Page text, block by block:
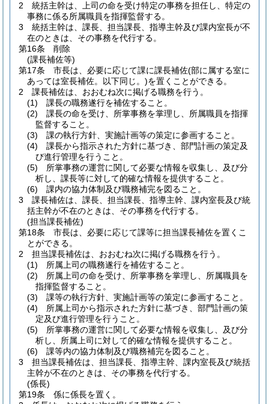
2
統括主幹は、上司の命を受け特定の事務を担任し、特定の
事務に係る所属職員を指揮監督する。
3
統括主幹は、課長、担当課長、指導主幹及び課内室長が不
在のときは、その事務を代行する。
第16条
削除
(課長補佐等)
第17条
市長は、必要に応じて課に課長補佐(部に属する室に
あっては室長補佐。以下同じ。)を置くことができる。
2
課長補佐は、おおむね次に掲げる職務を行う。
(1)
課長の職務遂行を補佐すること。
(2)
課長の命を受け、所掌事務を掌理し、所属職員を指揮
監督すること。
(3)
課の執行方針、実施計画等の策定に参画すること。
(4)
課長から指示された方針に基づき、部門計画の策定及
び進行管理を行うこと。
(5)
所掌事務の運営に関して必要な情報を収集し、及び分
析し、課長等に対して的確な情報を提供すること。
(6)
課内の協力体制及び職務補完を図ること。
3
課長補佐は、課長、担当課長、指導主幹、課内室長及び統
括主幹が不在のときは、その事務を代行する。
(担当課長補佐)
第18条
市長は、必要に応じて課等に担当課長補佐を置くこ
とができる。
2
担当課長補佐は、おおむね次に掲げる職務を行う。
(1)
所属上司の職務遂行を補佐すること。
(2)
所属上司の命を受け、所掌事務を掌理し、所属職員を
指揮監督すること。
(3)
課等の執行方針、実施計画等の策定に参画すること。
(4)
所属上司から指示された方針に基づき、部門計画の策
定及び進行管理を行うこと。
(5)
所掌事務の運営に関して必要な情報を収集し、及び分
析し、所属上司に対して的確な情報を提供すること。
(6)
課等内の協力体制及び職務補完を図ること。
3
担当課長補佐は、担当課長、指導主幹、課内室長及び統括
主幹が不在のときは、その事務を代行する。
(係長)
第19条
係に係長を置く。